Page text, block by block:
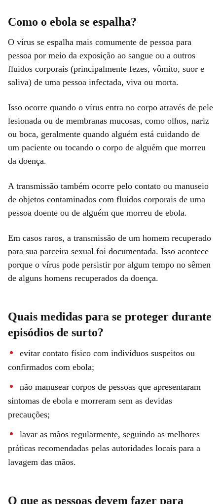
Como o ebola se espalha?
O vírus se espalha mais comumente de pessoa para
pessoa por meio da exposição ao sangue ou a outros
fluidos corporais (principalmente fezes, vômito, suor e
saliva) de uma pessoa infectada, viva ou morta.
Isso ocorre quando o vírus entra no corpo através de pele
lesionada ou de membranas mucosas, como olhos, nariz
ou boca, geralmente quando alguém está cuidando de
um paciente ou tocando o corpo de alguém que morreu
da doença.
A transmissão também ocorre pelo contato ou manuseio
de objetos contaminados com fluidos corporais de uma
pessoa doente ou de alguém que morreu de ebola.
Em casos raros, a transmissão de um homem recuperado
para sua parceira sexual foi documentada. Isso acontece
porque o vírus pode persistir por algum tempo no sêmen
de alguns homens recuperados da doença.
Quais medidas para se proteger durante
episódios de surto?
evitar contato físico com indivíduos suspeitos ou
confirmados com ebola;
não manusear corpos de pessoas que apresentaram
sintomas de ebola e morreram sem as devidas
precauções;
lavar as mãos regularmente, seguindo as melhores
práticas recomendadas pelas autoridades locais para a
lavagem das mãos.
O que as pessoas devem fazer para